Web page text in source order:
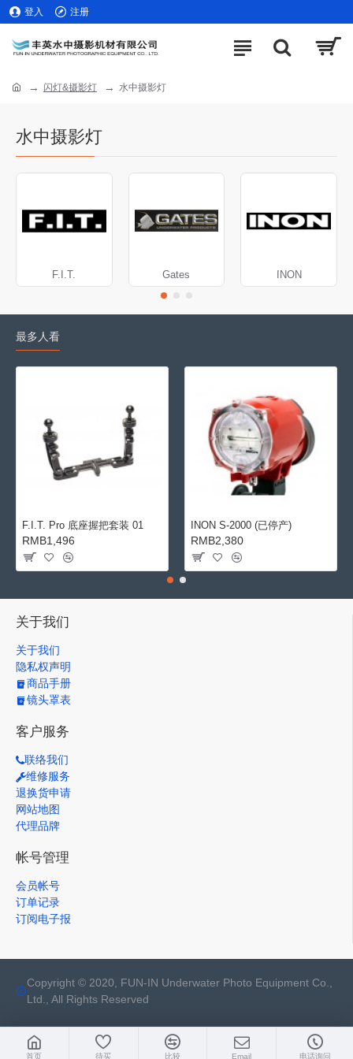
登入 注册
闪灯&摄影灯 水中摄影灯
水中摄影灯
F.I.T. Gates INON
最多人看
F.I.T. Pro 底座握把套装 01
RMB1,496
INON S-2000 (已停产)
RMB2,380
关于我们
关于我们
隐私权声明
商品手册
镜头罩表
客户服务
联络我们
维修服务
退换货申请
网站地图
代理品牌
帐号管理
会员帐号
订单记录
订阅电子报
Copyright © 2020, FUN-IN Underwater Photo Equipment Co.,
Ltd., All Rights Reserved
首页 待买 比较 Email 电话询问